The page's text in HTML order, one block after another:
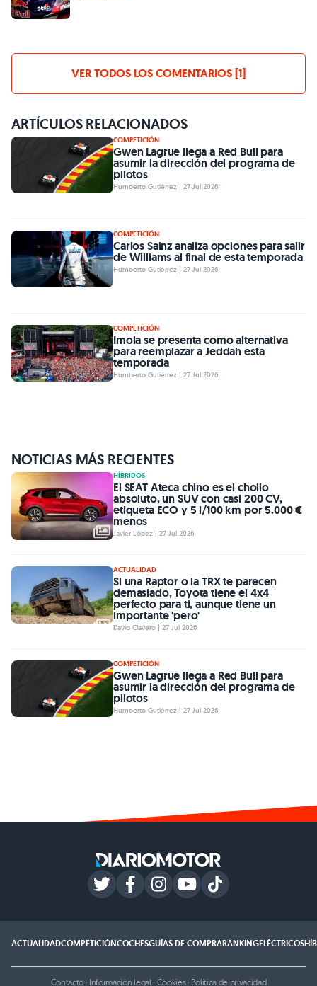
VER TODOS LOS COMENTARIOS [1]
ARTÍCULOS RELACIONADOS
COMPETICIÓN
Gwen Lagrue llega a Red Bull para
asumir la dirección del programa de
pilotos
Humberto Gutiérrez | 27 Jul 2026
COMPETICIÓN
Carlos Sainz analiza opciones para salir
de Williams al final de esta temporada
Humberto Gutiérrez | 27 Jul 2026
COMPETICIÓN
Imola se presenta como alternativa
para reemplazar a Jeddah esta
temporada
Humberto Gutiérrez | 27 Jul 2026
NOTICIAS MÁS RECIENTES
HÍBRIDOS
El SEAT Ateca chino es el chollo
absoluto, un SUV con casi 200 CV,
etiqueta ECO y 5 l/100 km por 5.000 €
menos
Javier López | 27 Jul 2026
ACTUALIDAD
Si una Raptor o la TRX te parecen
demasiado, Toyota tiene el 4x4
perfecto para ti, aunque tiene un
importante 'pero'
David Clavero | 27 Jul 2026
COMPETICIÓN
Gwen Lagrue llega a Red Bull para
asumir la dirección del programa de
pilotos
Humberto Gutiérrez | 27 Jul 2026
ACTUALIDADCOMPETICIÓNCOCHESGUÍAS DE COMPRARANKINGELÉCTRICOS
Contacto · Información legal · Cookies· Política de privacidad